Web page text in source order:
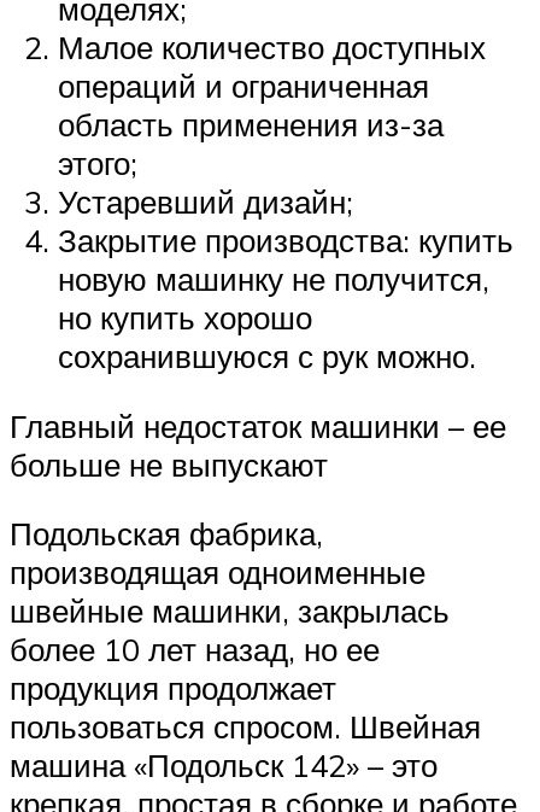
моделях;
Малое количество доступных
операций и ограниченная
область применения из-за
этого;
Устаревший дизайн;
Закрытие производства: купить
новую машинку не получится,
но купить хорошо
сохранившуюся с рук можно.
Главный недостаток машинки – ее
больше не выпускают
Подольская фабрика,
производящая одноименные
швейные машинки, закрылась
более 10 лет назад, но ее
продукция продолжает
пользоваться спросом. Швейная
машина «Подольск 142» – это
крепкая, простая в сборке и работе